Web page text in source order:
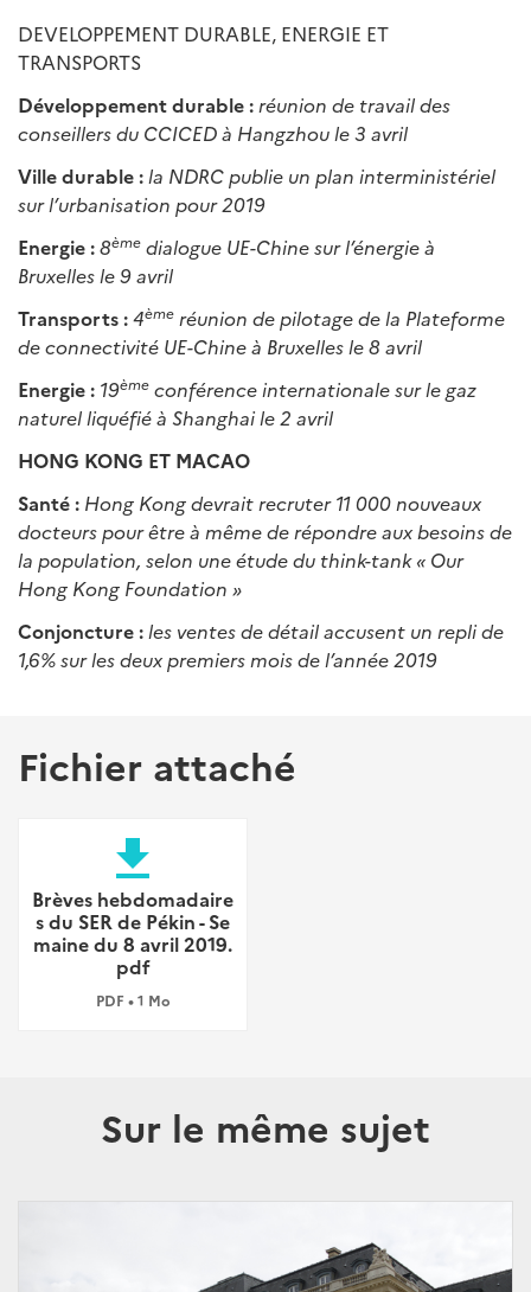
DEVELOPPEMENT DURABLE, ENERGIE ET
TRANSPORTS
Développement durable : réunion de travail des
conseillers du CCICED à Hangzhou le 3 avril
Ville durable : la NDRC publie un plan interministériel
sur l’urbanisation pour 2019
Energie :8ème dialogue UE-Chine sur l’énergie à
Bruxelles le 9 avril
Transports :4ème réunion de pilotage de la Plateforme
de connectivité UE-Chine à Bruxelles le 8 avril
Energie : 19ème conférence internationale sur le gaz
naturel liquéfié à Shanghai le 2 avril
HONG KONG ET MACAO
Santé : Hong Kong devrait recruter 11 000 nouveaux
docteurs pour être à même de répondre aux besoins de
la population, selon une étude du think-tank « Our
Hong Kong Foundation »
Conjoncture : les ventes de détail accusent un repli de
1,6% sur les deux premiers mois de l’année 2019
Fichier attaché
file_download
Brèves hebdomadaire
s du SER de Pékin - Se
maine du 8 avril 2019.
pdf
PDF • 1 Mo
Sur le même sujet